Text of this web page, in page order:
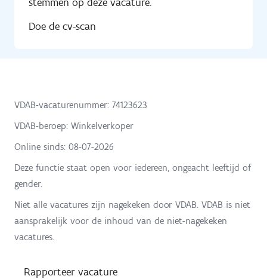
Doe de cv-scan
VDAB-vacaturenummer: 74123623
VDAB-beroep: Winkelverkoper
Online sinds: 08-07-2026
Deze functie staat open voor iedereen, ongeacht leeftijd of
gender.
Niet alle vacatures zijn nagekeken door VDAB. VDAB is niet
aansprakelijk voor de inhoud van de niet-nagekeken
vacatures.
Rapporteer vacature